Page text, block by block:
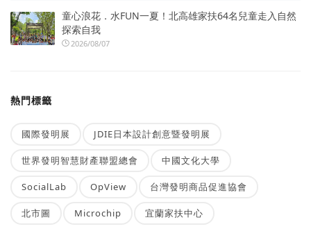
童心浪花．水FUN一夏！北高雄家扶64名兒童走入自然
探索自我
2026/08/07
熱門標籤
國際發明展 JDIE日本設計創意暨發明展
世界發明智慧財產聯盟總會 中國文化大學
SocialLab OpView 台灣發明商品促進協會
北市圖 Microchip 宜蘭家扶中心